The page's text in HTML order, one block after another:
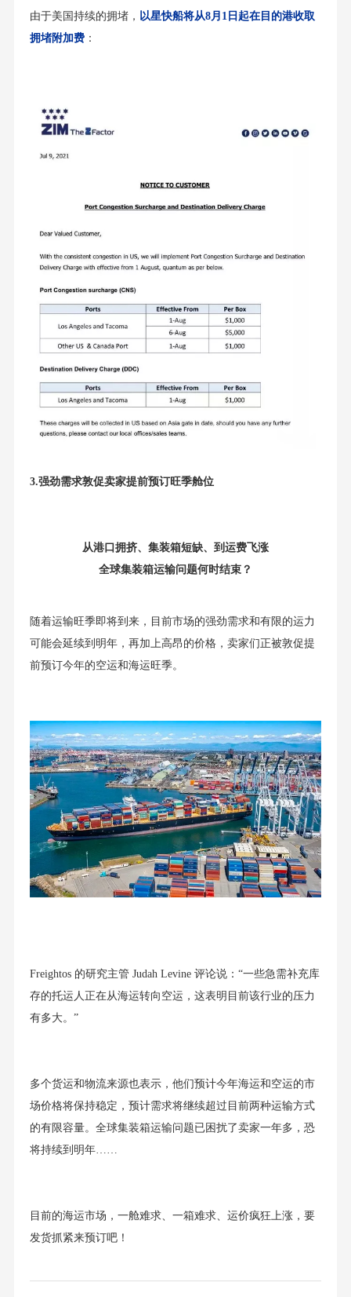
由于美国持续的拥堵， 以星快船将从8月1日起在目的港收取
拥堵附加费：
3.强劲需求敦促卖家提前预订旺季舱位
从港口拥挤、集装箱短缺、到运费飞涨
全球集装箱运输问题何时结束？
随着运输旺季即将到来，目前市场的强劲需求和有限的运力
可能会延续到明年，再加上高昂的价格，卖家们正被敦促提
前预订今年的空运和海运旺季。
Freightos 的研究主管 Judah Levine 评论说：“一些急需补充库
存的托运人正在从海运转向空运，这表明目前该行业的压力
有多大。”
多个货运和物流来源也表示，他们预计今年海运和空运的市
场价格将保持稳定，预计需求将继续超过目前两种运输方式
的有限容量。全球集装箱运输问题已困扰了卖家一年多，恐
将持续到明年……
目前的海运市场，一舱难求、一箱难求、运价疯狂上涨，要
发货抓紧来预订吧！